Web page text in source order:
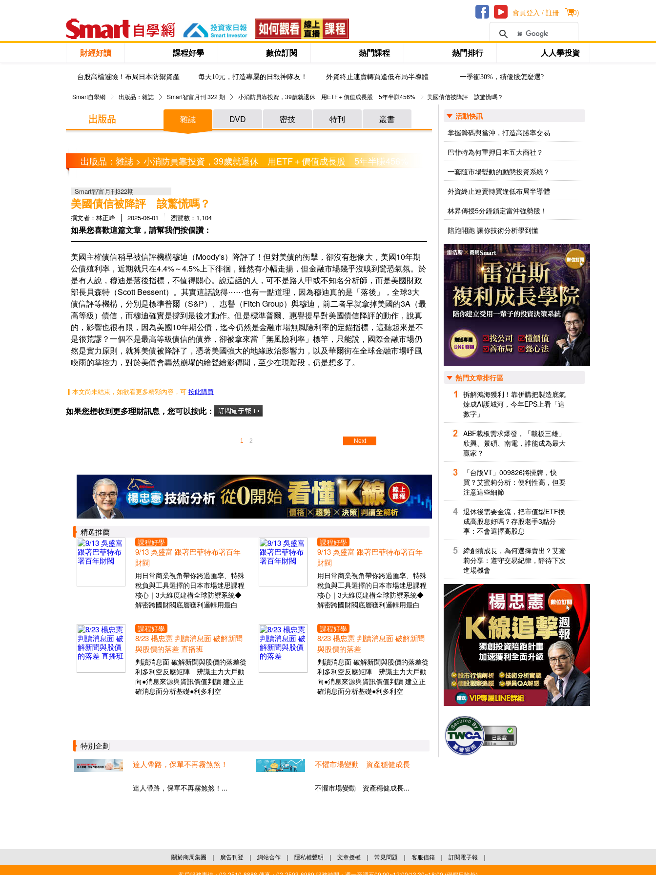
(0)
會員登入 / 註冊
財經好讀 課程好學 數位訂閱 熱門課程 熱門排行 人人學投資
台股高檔避險！布局日本防禦資產 每天10元，打造專屬的日報神隊友！ 外資終止連賣轉買逢低布局半導體 一季衝30%，績優股怎麼選?
Smart自學網 出版品：雜誌 Smart智富月刊 322 期 小消防員靠投資，39歲就退休 用ETF＋價值成長股 5年半賺456% 美國債信被降評 該驚慌嗎？
雜誌 DVD 密技 特刊 叢書
出版品：雜誌 > 小消防員靠投資，39歲就退休 用ETF＋價值成長股 5年半賺456%
Smart智富月刊322期
美國債信被降評 該驚慌嗎？
撰文者：林正峰 2025-06-01 瀏覽數：1,104
如果您喜歡這篇文章，請幫我們按個讚：
美國主權債信稍早被信評機構穆迪（Moody's）降評了！但對美債的衝擊，卻沒有想像大，美國10年期
公債殖利率，近期就只在4.4%～4.5%上下徘徊，雖然有小幅走揚，但金融市場幾乎沒嗅到驚恐氣氛。於
是有人說，穆迪是落後指標，不值得關心。說這話的人，可不是路人甲或不知名分析師，而是美國財政
部長貝森特（Scott Bessent）。其實這話說得⋯⋯也有一點道理，因為穆迪真的是「落後」，全球3大
債信評等機構，分別是標準普爾（S&P）、惠譽（Fitch Group）與穆迪，前二者早就拿掉美國的3A（最
高等級）債信，而穆迪確實是撐到最後才動作。但是標準普爾、惠譽提早對美國債信降評的動作，說真
的，影響也很有限，因為美國10年期公債，迄今仍然是金融市場無風險利率的定錨指標，這聽起來是不
是很荒謬？一個不是最高等級債信的債券，卻被拿來當「無風險利率」標竿，只能說，國際金融市場仍
然是實力原則，就算美債被降評了，憑著美國強大的地緣政治影響力，以及華爾街在全球金融市場呼風
喚雨的掌控力，對於美債會轟然崩塌的繪聲繪影傳聞，至少在現階段，仍是想多了。
▎本文尚未結束，如欲看更多精彩內容，可 按此購買
如果您想收到更多理財訊息，您可以按此：
1 2 Next
精選推薦
課程好學
9/13 吳盛富 跟著巴菲特布署百年
財閥
用日常商業視角帶你跨過匯率、特殊
稅負與工具選擇的日本市場迷思課程
核心｜3大維度建構全球防禦系統◆
解密跨國財閥底層獲利邏輯用最白
課程好學
9/13 吳盛富 跟著巴菲特布署百年
財閥
用日常商業視角帶你跨過匯率、特殊
稅負與工具選擇的日本市場迷思課程
核心｜3大維度建構全球防禦系統◆
解密跨國財閥底層獲利邏輯用最白
課程好學
8/23 楊忠憲 判讀消息面 破解新聞
與股價的落差 直播班
判讀消息面 破解新聞與股價的落差從
利多利空反應矩陣 辨識主力大戶動
向●消息來源與資訊價值判讀 建立正
確消息面分析基礎●利多利空
課程好學
8/23 楊忠憲 判讀消息面 破解新聞
與股價的落差
判讀消息面 破解新聞與股價的落差從
利多利空反應矩陣 辨識主力大戶動
向●消息來源與資訊價值判讀 建立正
確消息面分析基礎●利多利空
特別企劃
達人帶路，保單不再霧煞煞！
達人帶路，保單不再霧煞煞！...
不懼市場變動 資產穩健成長
不懼市場變動 資產穩健成長...
活動快訊
掌握籌碼與當沖，打造高勝率交易
巴菲特為何重押日本五大商社？
一套隨市場變動的動態投資系統？
外資終止連賣轉買逢低布局半導體
林昇傳授5分鐘鎖定當沖強勢股！
陪跑開跑 讓你技術分析學到懂
熱門文章排行區
拆解鴻海獲利！靠併購把製造底氣
煉成AI護城河，今年EPS上看「這
數字」
ABF載板需求爆發，「載板三雄」
欣興、景碩、南電，誰能成為最大
贏家？
「台版VT」009826將掛牌，快
買？艾蜜莉分析：便利性高，但要
注意這些細節
退休後需要金流，把市值型ETF換
成高股息好嗎？存股老手3點分
享：不會選擇高股息
緯創續成長，為何選擇賣出？艾蜜
莉分享：遵守交易紀律，靜待下次
進場機會
關於商周集團 ｜ 廣告刊登 ｜ 網站合作 ｜ 隱私權聲明 ｜ 文章授權 ｜ 常見問題 ｜ 客服信箱 ｜ 訂閱電子報 ｜